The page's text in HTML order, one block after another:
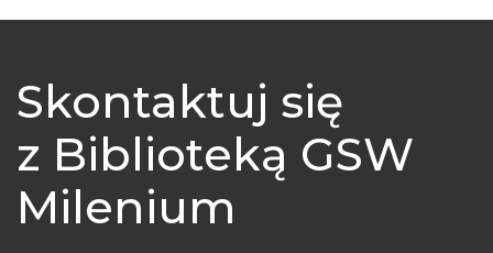
Skontaktuj się
z Biblioteką GSW
Milenium